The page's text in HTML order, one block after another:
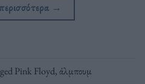
→
Pink Floyd,άλμπουμ